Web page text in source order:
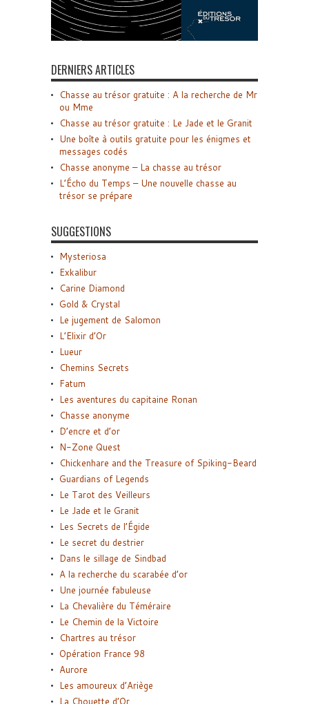
DERNIERS ARTICLES
Chasse au trésor gratuite : A la recherche de Mr
ou Mme
Chasse au trésor gratuite : Le Jade et le Granit
Une boîte à outils gratuite pour les énigmes et
messages codés
Chasse anonyme – La chasse au trésor
L’Écho du Temps – Une nouvelle chasse au
trésor se prépare
SUGGESTIONS
Mysteriosa
Exkalibur
Carine Diamond
Gold & Crystal
Le jugement de Salomon
L’Elixir d’Or
Lueur
Chemins Secrets
Fatum
Les aventures du capitaine Ronan
Chasse anonyme
D’encre et d’or
N-Zone Quest
Chickenhare and the Treasure of Spiking-Beard
Guardians of Legends
Le Tarot des Veilleurs
Le Jade et le Granit
Les Secrets de l’Égide
Le secret du destrier
Dans le sillage de Sindbad
A la recherche du scarabée d’or
Une journée fabuleuse
La Chevalière du Téméraire
Le Chemin de la Victoire
Chartres au trésor
Opération France 98
Aurore
Les amoureux d’Ariège
La Chouette d’Or